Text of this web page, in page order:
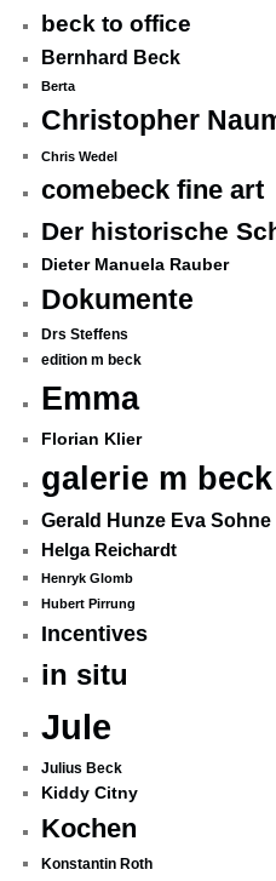
beck to office
Bernhard Beck
Berta
Christopher
Chris Wedel
comebeck fine art
Der historische
Dieter Manuela Rauber
Dokumente
Drs Steffens
edition m beck
Emma
Florian Klier
galerie m beck
Gerald Hunze Eva Sohne
Helga Reichardt
Henryk Glomb
Hubert Pirrung
Incentives
in situ
Jule
Julius Beck
Kiddy Citny
Kochen
Konstantin Roth